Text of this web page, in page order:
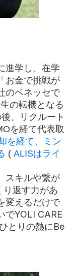
進学し、在学
お金で挑戦が
のベネッセで
の転機となる
、リクルート
を経て代表取
を経て、ミン
( ALISはライ
スキルや繋が
り返す力があ
変えるだけで
でYOLI CARE
とりの熱にBe